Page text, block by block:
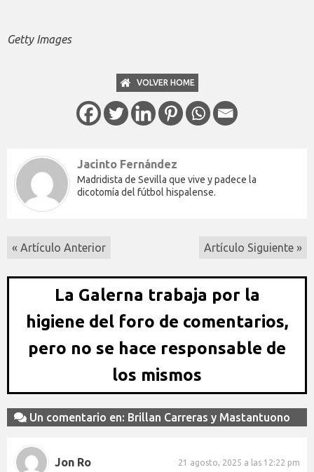
Getty Images
VOLVER HOME
Jacinto Fernández
Madridista de Sevilla que vive y padece la
dicotomía del fútbol hispalense.
« Artículo Anterior Artículo Siguiente »
La Galerna trabaja por la
higiene del foro de comentarios,
pero no se hace responsable de
los mismos
Un comentario en: Brillan Carreras y Mastantuono
Jon Ro 21 agosto, 2025 a las 12:22 pm